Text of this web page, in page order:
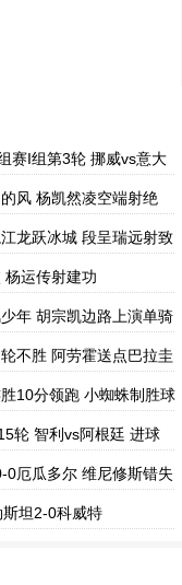
赛I组第3轮 挪威vs意大
风 杨凯然凌空端射绝
龙跃冰城 段呈瑞远射致
运传射建功
年 胡宗凯边路上演单骑
不胜 阿劳霍送点巴拉圭
10分领跑 小蜘蛛制胜球
轮 智利vs阿根廷 进球
厄瓜多尔 维尼修斯错失
坦2-0科威特